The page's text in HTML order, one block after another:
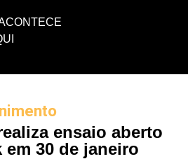
ensaio aberto
30 de janeiro